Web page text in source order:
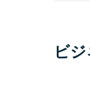
ビ